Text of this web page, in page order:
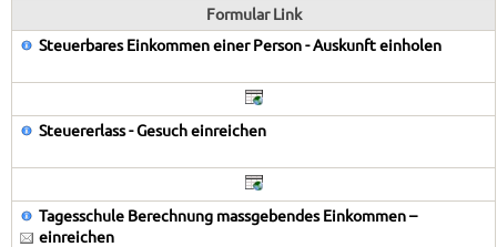
Formular Link
Steuerbares Einkommen einer Person - Auskunft einholen
Steuererlass - Gesuch einreichen
Tagesschule Berechnung massgebendes Einkommen –
einreichen